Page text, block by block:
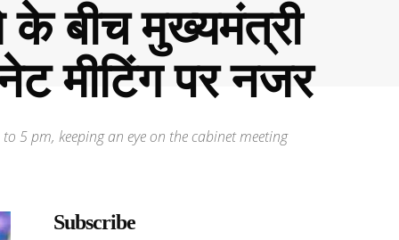
के बीच मुख्यमंत्री
मीटिंग पर नजर
5 pm, keeping an eye on the cabinet meeting
Subscribe